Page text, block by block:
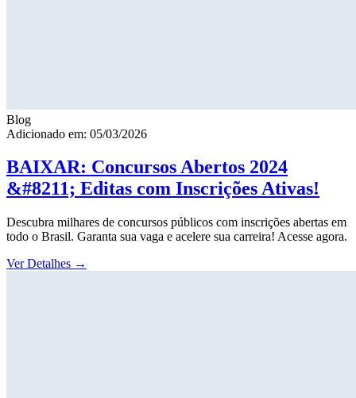
Blog
Adicionado em: 05/03/2026
BAIXAR: Concursos Abertos 2024
&#8211; Editas com Inscrições Ativas!
Descubra milhares de concursos públicos com inscrições abertas em
todo o Brasil. Garanta sua vaga e acelere sua carreira! Acesse agora.
Ver Detalhes →